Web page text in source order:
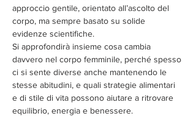
approccio gentile, orientato all’ascolto del
corpo, ma sempre basato su solide
evidenze scientifiche.
Si approfondirà insieme cosa cambia
davvero nel corpo femminile, perché spesso
ci si sente diverse anche mantenendo le
stesse abitudini, e quali strategie alimentari
e di stile di vita possono aiutare a ritrovare
equilibrio, energia e benessere.